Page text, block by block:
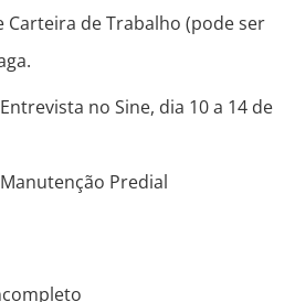
Carteira de Trabalho (pode ser
no Sine, dia 10 a 14 de
Predial